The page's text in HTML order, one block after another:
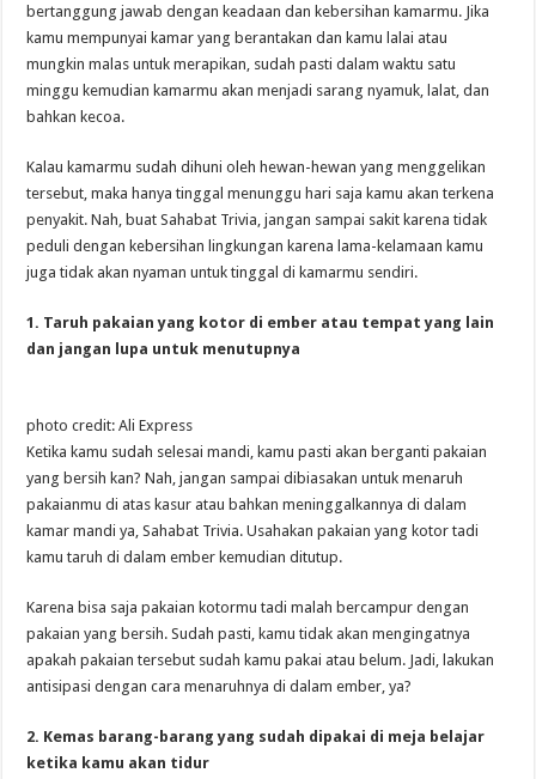
bertanggung jawab dengan keadaan dan kebersihan kamarmu. Jika
kamu mempunyai kamar yang berantakan dan kamu lalai atau
mungkin malas untuk merapikan, sudah pasti dalam waktu satu
minggu kemudian kamarmu akan menjadi sarang nyamuk, lalat, dan
bahkan kecoa.
Kalau kamarmu sudah dihuni oleh hewan-hewan yang menggelikan
tersebut, maka hanya tinggal menunggu hari saja kamu akan terkena
penyakit. Nah, buat Sahabat Trivia, jangan sampai sakit karena tidak
peduli dengan kebersihan lingkungan karena lama-kelamaan kamu
juga tidak akan nyaman untuk tinggal di kamarmu sendiri.
1. Taruh pakaian yang kotor di ember atau tempat yang lain
dan jangan lupa untuk menutupnya
photo credit: Ali Express
Ketika kamu sudah selesai mandi, kamu pasti akan berganti pakaian
yang bersih kan? Nah, jangan sampai dibiasakan untuk menaruh
pakaianmu di atas kasur atau bahkan meninggalkannya di dalam
kamar mandi ya, Sahabat Trivia. Usahakan pakaian yang kotor tadi
kamu taruh di dalam ember kemudian ditutup.
Karena bisa saja pakaian kotormu tadi malah bercampur dengan
pakaian yang bersih. Sudah pasti, kamu tidak akan mengingatnya
apakah pakaian tersebut sudah kamu pakai atau belum. Jadi, lakukan
antisipasi dengan cara menaruhnya di dalam ember, ya?
2. Kemas barang-barang yang sudah dipakai di meja belajar
ketika kamu akan tidur